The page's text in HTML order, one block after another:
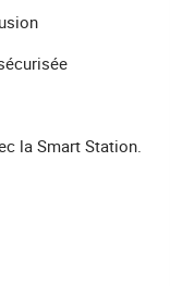
la Smart Station.